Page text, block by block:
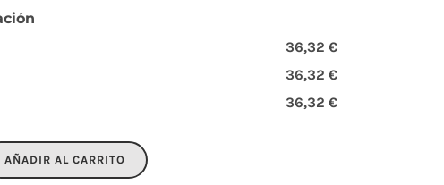
36,32 €
36,32 €
36,32 €
AÑADIR AL CARRITO